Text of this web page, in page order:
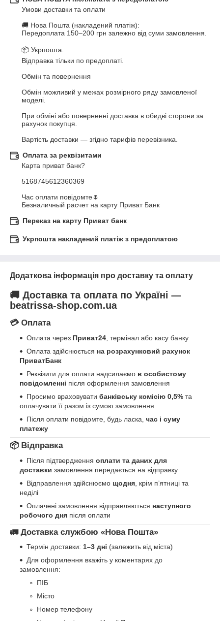
Умови доставки та оплати
🚚 Нова Пошта (накладений платіж):
Передоплата 150–200 грн залежно від суми замовлення.
📦 Укрпошта:
Відправка тільки по предоплаті.
Обмін та повернення
Обмін можливий у межах розмірного ряду замовленої
моделі.
При обміні або поверненні доставка в обидві сторони за
рахунок покупця.
Вартість доставки — згідно тарифів перевізника.
Оплата за реквізитами
Карта приват банк?
5168745612360369
Час оплати повідомте🌷
Безналичный расчет на карту Приват Банк
Переказ на карту Приват банк
Укрпошта накладений платіж з предоплатою
Додаткова інформація про доставку та оплату
🚚 Доставка та оплата по Україні —
beatrissa-shop.com.ua
💳 Оплата
Оплата через Приват24 , термінал або касу банку
Оплата здійснюється на розрахунковий рахунок
ПриватБанк
Реквізити для оплати надсилаємо в особистому
повідомленні після оформлення замовлення
Просимо враховувати банківську комісію 0,5% та
оплачувати її разом із сумою замовлення
Після оплати повідомте, будь ласка, час і суму
платежу
📦 Відправка
Після підтвердження оплати та даних для
доставки замовлення передається на відправку
Відправлення здійснюємо щодня , крім п’ятниці та
неділі
Оплачені замовлення відправляються наступного
робочого дня після оплати
🚛 Доставка службою «Нова Пошта»
Термін доставки: 1–3 дні (залежить від міста)
Для оформлення вкажіть у коментарях до
замовлення:
ПІБ
Місто
Номер телефону